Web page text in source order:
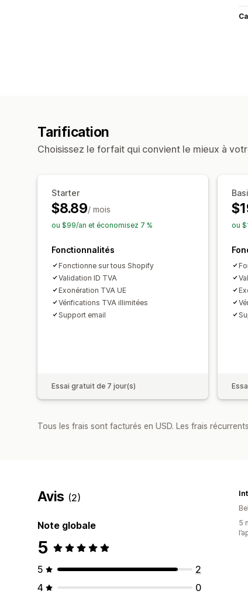
Tarification
Choisissez le forfait qui convient le mieux à
Starter
$8.89/ mois
ou $99/an et économisez 7 %
Fonctionnalités
Fonctionne sur tous Shopify
Validation ID TVA
Exonération TVA UE
Vérifications TVA illimitées
Support email
Essai gratuit de 7 jour(s)
ou
Tous les frais sont facturés en USD. Les frais
Avis (2)
Note globale
5
5
2
4
0
5